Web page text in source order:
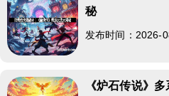
秘
发布时间：2026-
《炉石传说》